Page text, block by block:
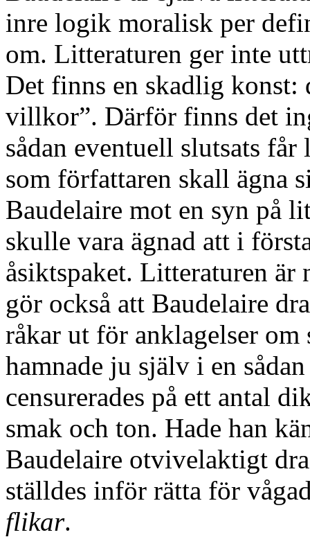
inre logik moralisk per
om. Litteraturen ger inte
Det finns en skadlig konst:
villkor”. Därför finns det
sådan eventuell slutsats
som författaren skall ägna
Baudelaire mot en syn på
skulle vara ägnad att i
åsiktspaket. Litteraturen är
gör också att Baudelaire
råkar ut för anklagelser om
hamnade ju själv i en
censurerades på ett antal
smak och ton. Hade han
Baudelaire otvivelaktigt
ställdes inför rätta för
flikar.